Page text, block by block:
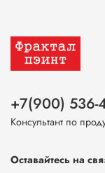
+7(900) 536-
Консультант по
Оставайтесь на